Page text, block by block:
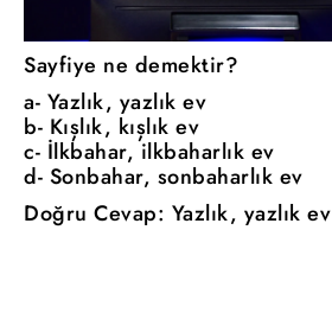
Sayfiye ne demektir?
a- Yazlık, yazlık ev
b- Kışlık, kışlık ev
c- İlkbahar, ilkbaharlık ev
d- Sonbahar, sonbaharlık ev
Doğru Cevap: Yazlık, yazlık ev